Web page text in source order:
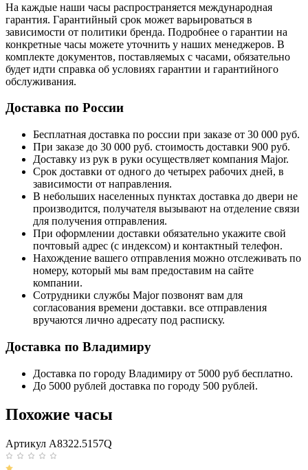
На каждые наши часы распространяется международная
гарантия. Гарантийный срок может варьироваться в
зависимости от политики бренда. Подробнее о гарантии на
конкретные часы можете уточнить у наших менеджеров. В
комплекте документов, поставляемых с часами, обязательно
будет идти справка об условиях гарантии и гарантийного
обслуживания.
Доставка по России
Бесплатная доставка по россии при заказе от 30 000 руб.
При заказе до 30 000 руб. стоимость доставки 900 руб.
Доставку из рук в руки осуществляет компания Major.
Срок доставки от одного до четырех рабочих дней, в
зависимости от направления.
В небольших населенных пунктах доставка до двери не
производится, получателя вызывают на отделение связи
для получения отправления.
При оформлении доставки обязательно укажите свой
почтовый адрес (с индексом) и контактный телефон.
Нахождение вашего отправления можно отслеживать по
номеру, который мы вам предоставим на сайте
компании.
Сотрудники службы Major позвонят вам для
согласования времени доставки. все отправления
вручаются лично адресату под расписку.
Доставка по Владимиру
Доставка по городу Владимиру от 5000 руб бесплатно.
До 5000 рублей доставка по городу 500 рублей.
Похожие часы
Артикул A8322.5157Q